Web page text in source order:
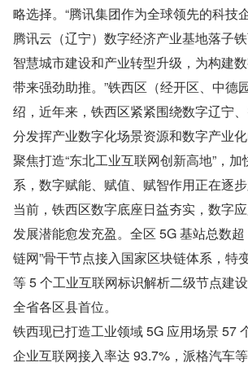
略选择。“腾讯集团作为全球领先的科技
腾讯云（辽宁）数字经济产业基地落子
智慧城市建设和产业转型升级，为构建
带来强劲助推。”铁西区（经开区、中德
绍，近年来，铁西区紧紧围绕数字辽宁
分发挥产业数字化场景资源和数字产业
聚焦打造“东北工业互联网创新高地”，
系，数字赋能、赋值、赋智作用正在逐步
当前，铁西区数字底座日益夯实，数字
发展潜能愈发充盈。全区 5G 基站总数超
链网”骨干节点接入国家区块链体系，特
等 5 个工业互联网标识解析二级节点建
全省各区县首位。
铁西现已打造工业领域 5G 应用场景 57
企业互联网接入率达 93.7%，派格汽车